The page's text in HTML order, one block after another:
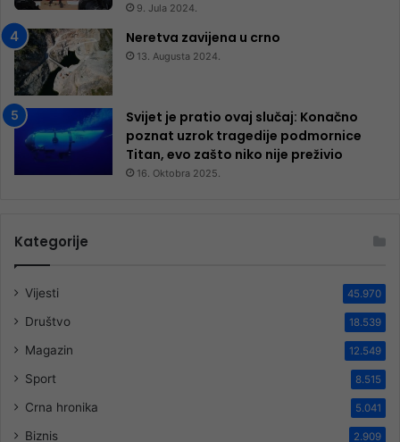
9. Jula 2024.
Neretva zavijena u crno
13. Augusta 2024.
Svijet je pratio ovaj slučaj: Konačno
poznat uzrok tragedije podmornice
Titan, evo zašto niko nije preživio
16. Oktobra 2025.
Kategorije
Vijesti 45.970
Društvo 18.539
Magazin 12.549
Sport 8.515
Crna hronika 5.041
Biznis 2.909